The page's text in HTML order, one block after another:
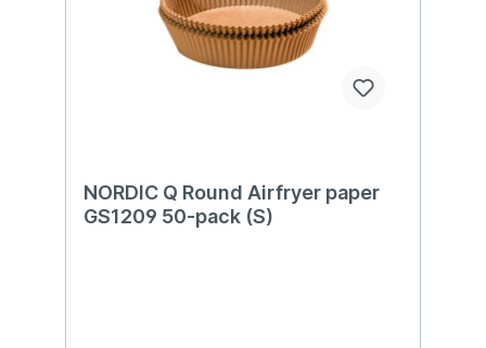
NORDIC Q Round Airfryer paper
GS1209 50-pack (S)